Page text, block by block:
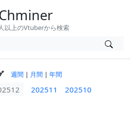
以上のVtuberから検索
週間 | 月間 | 年間
202511 202510